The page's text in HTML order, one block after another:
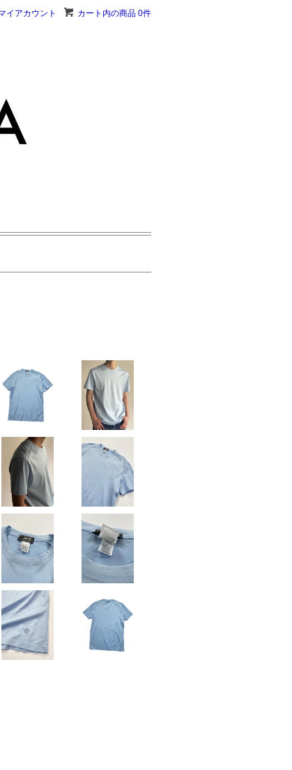
カート内の商品 0件
イアカウント